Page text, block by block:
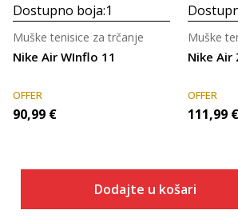
Dostupno boja:1
Nike Air WInflo 11
Muške tenisice za trčanje
OFFER
90,99 €
Dodajte u košaricu
Nike Air
Muške
OFFER
111,99 €